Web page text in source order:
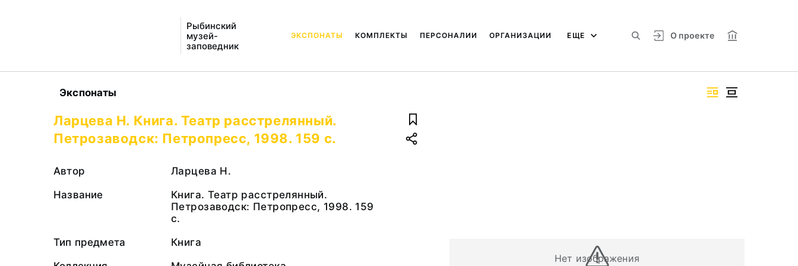
Рыбинский
музей-
заповедник
О проекте
ЭКСПОНАТЫ КОМПЛЕКТЫ ПЕРСОНАЛИИ ОРГАНИЗАЦИИ ЕЩЕ
Экспонаты
Нет изображения
Ларцева Н. Книга. Театр расстрелянный.
Петрозаводск: Петропресс, 1998. 159 с.
Автор
Ларцева Н.
Название
Книга. Театр расстрелянный.
Петрозаводск: Петропресс, 1998. 159
с.
Тип предмета
Книга